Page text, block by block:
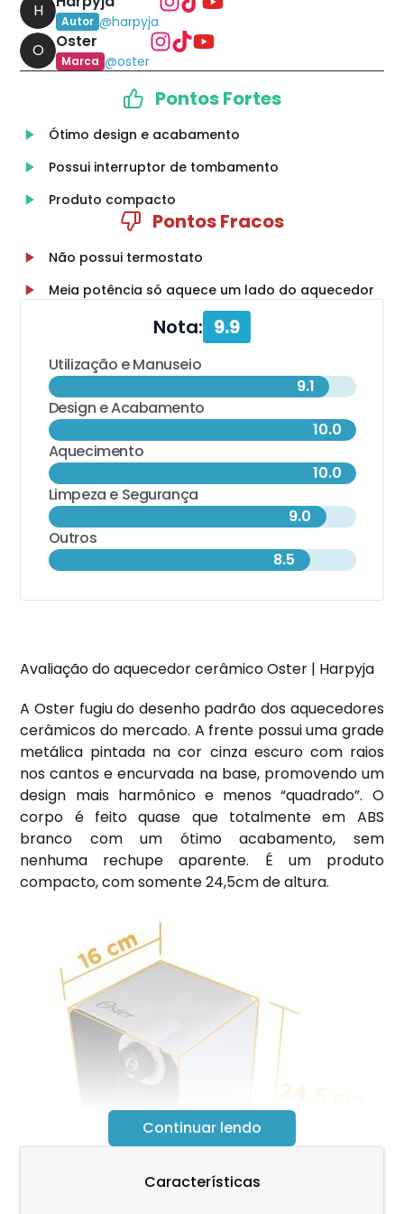
H
Autor @harpyja
O Oster
Marca @oster
Pontos Fortes
Ótimo design e acabamento
Possui interruptor de tombamento
Produto compacto
Pontos Fracos
Não possui termostato
Meia potência só aquece um lado do aquecedor
Nota: 9.9
Utilização e Manuseio
9.1
Design e Acabamento
10.0
Aquecimento
10.0
Limpeza e Segurança
9.0
Outros
8.5
Avaliação do aquecedor cerâmico Oster | Harpyja
A Oster fugiu do desenho padrão dos aquecedores
cerâmicos do mercado. A frente possui uma grade
metálica pintada na cor cinza escuro com raios
nos cantos e encurvada na base, promovendo um
design mais harmônico e menos “quadrado”. O
corpo é feito quase que totalmente em ABS
branco com um ótimo acabamento, sem
nenhuma rechupe aparente. É um produto
compacto, com somente 24,5cm de altura.
Continuar lendo
Características